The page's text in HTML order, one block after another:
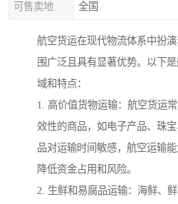
可售卖地 全国
航空货运在现代物流体系中扮
围广泛且具有显著优势。以下
域和特点：
1. 高价值货物运输：航空货运
效性的商品，如电子产品、珠
品对运输时间敏感，航空运输能
降低资金占用和风险。
2. 生鲜和易腐品运输：海鲜、